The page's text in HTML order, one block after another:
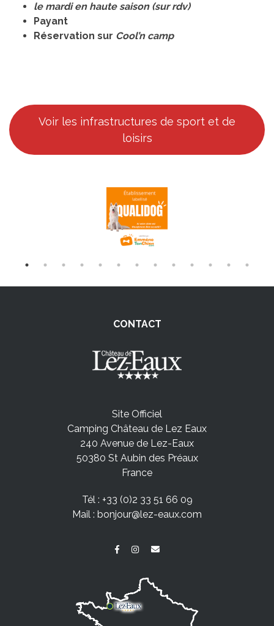
le mardi en haute saison (sur rdv)
Payant
Réservation sur Cool’n camp
Voir les infrastructures de sport et de
loisirs
CONTACT
Site Officiel
Camping Château de Lez Eaux
240 Avenue de Lez-Eaux
50380 St Aubin des Préaux
France
Tél : +33 (0)2 33 51 66 09
Mail : bonjour@lez-eaux.com